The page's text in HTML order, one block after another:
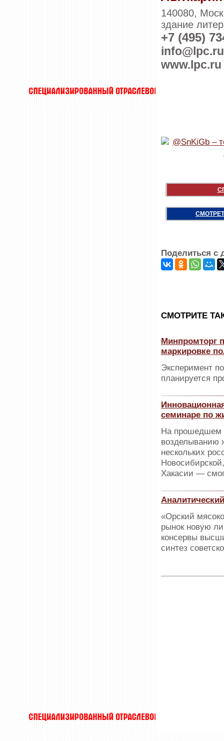
140080,
здание
+7 (495)
info@lpc.ru
www.lpc.ru
Поделиться с
CМОТРИТЕ
Минпромторг
маркировке
Эксперимент
планируется
семинаре по
На прошедшем
возделыванию
нескольких
Хакасии —
«Орский
рынок новую
консервы
синтез